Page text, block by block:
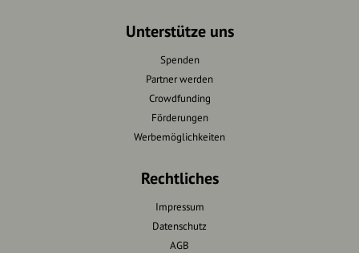
Unterstütze uns
Spenden
Partner werden
Crowdfunding
Förderungen
Werbemöglichkeiten
Rechtliches
Impressum
Datenschutz
AGB